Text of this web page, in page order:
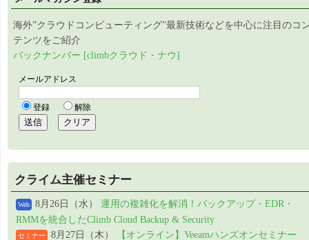
海外”クラウドコンピューティング”最新技術などを中心に注目のコ
テンツをご紹介
バックナンバー [climbクラウド・ナウ]
クライム主催セミナー
Web 8月26日（水） 運用の複雑化を解消！バックアップ・EDR・
RMMを統合したClimb Cloud Backup & Security
セミナー 8月27日（木） 【オンライン】Veeamハンズオンセミナー